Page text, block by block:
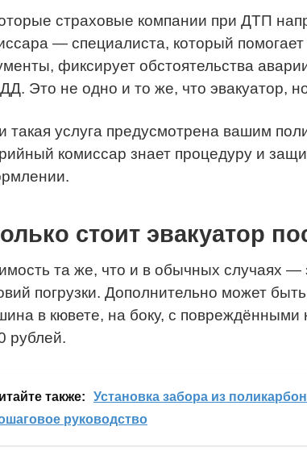
страховые компании при ДТП
— специалиста, который
фиксирует обстоятельства
Это не одно и то же, что эвакуатор,
такая услуга предусмотрена вашим
комиссар знает процедуру и
стоит эвакуатор
та же, что и в обычных случаях —
погрузки. Дополнительно может
в кювете, на боку, с
рублей.
также:
Установка забора из
руководство